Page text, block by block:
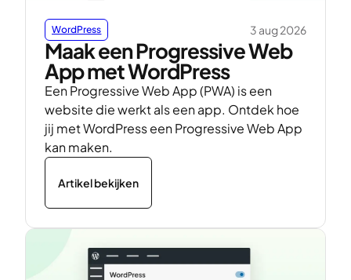
WordPress 3 aug 2026
Maak een Progressive Web
App met WordPress
Een Progressive Web App (PWA) is een
website die werkt als een app. Ontdek hoe
jij met WordPress een Progressive Web App
kan maken.
Artikel bekijken